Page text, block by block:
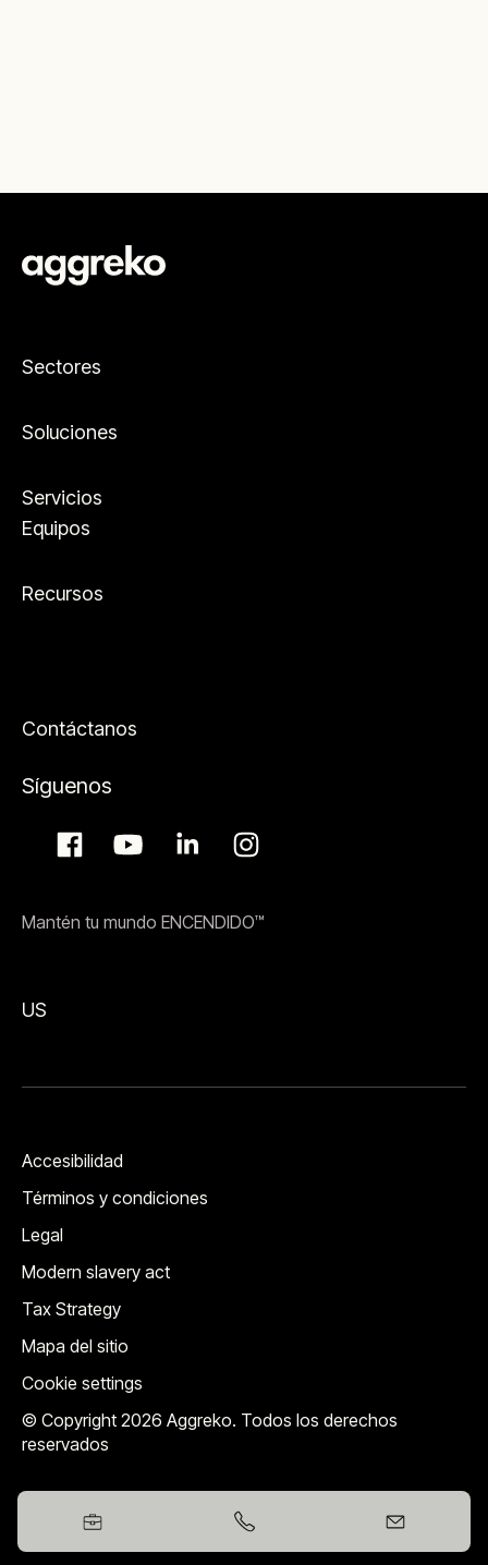
Sectores
Soluciones
Servicios
Equipos
Recursos
Contáctanos
Síguenos
Mantén tu mundo ENCENDIDO™
US
© Copyright 2026 Aggreko. Todos los derechos
reservados
Accesibilidad
Términos y condiciones
Legal
Modern slavery act
Tax Strategy
Mapa del sitio
Cookie settings